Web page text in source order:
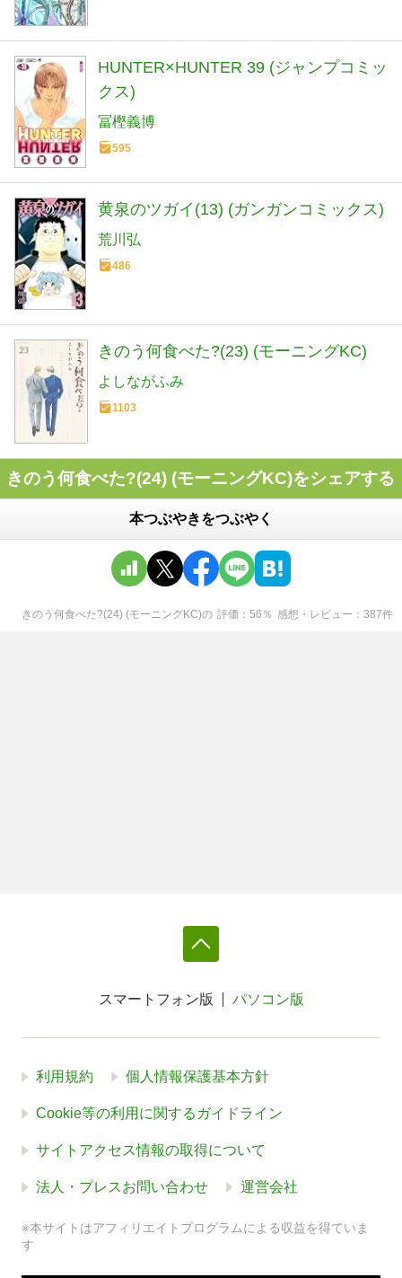
HUNTER×HUNTER 39 (ジャンプコミッ
クス)
冨樫義博
595
黄泉のツガイ(13) (ガンガンコミックス)
荒川弘
486
きのう何食べた?(23) (モーニングKC)
よしながふみ
1103
きのう何食べた?(24) (モーニングKC)をシェアする
本つぶやきをつぶやく
きのう何食べた?(24) (モーニングKC)の 評価 56 ％ 感想・レビュー 387件
スマートフォン版 パソコン版
利用規約 個人情報保護基本方針
Cookie等の利用に関するガイドライン
サイトアクセス情報の取得について
法人・プレスお問い合わせ 運営会社
※本サイトはアフィリエイトプログラムによる収益を得ていま
す